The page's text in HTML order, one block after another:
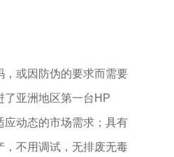
或因防伪的要求而需要
了亚洲地区第一台HP
应动态的市场需求；具有
，不用调试，无排废无毒